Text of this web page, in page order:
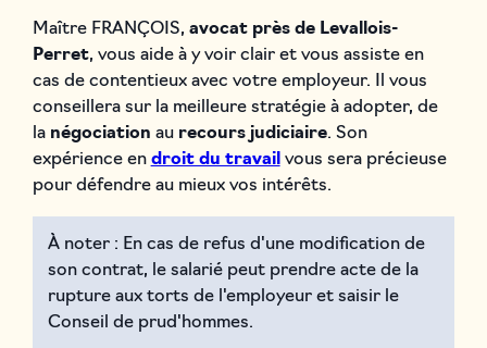
Maître FRANÇOIS, avocat près de Levallois-
Perret, vous aide à y voir clair et vous assiste en
cas de contentieux avec votre employeur. Il vous
conseillera sur la meilleure stratégie à adopter, de
la négociation au recours judiciaire. Son
expérience en droit du travail vous sera précieuse
pour défendre au mieux vos intérêts.
À noter : En cas de refus d'une modification de
son contrat, le salarié peut prendre acte de la
rupture aux torts de l'employeur et saisir le
Conseil de prud'hommes.